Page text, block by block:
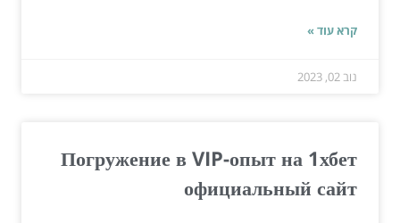
קרא עוד »
נוב 02, 2023
Погружение в VIP-опыт на 1хбет
официальный сайт